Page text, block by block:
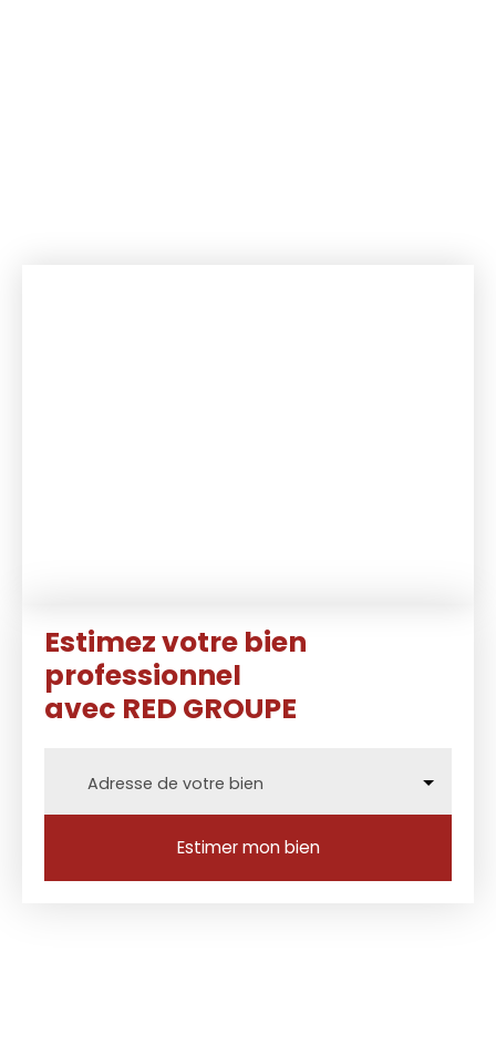
Estimez votre bien
professionnel
avec RED GROUPE
Adresse de votre bien
Estimer mon bien